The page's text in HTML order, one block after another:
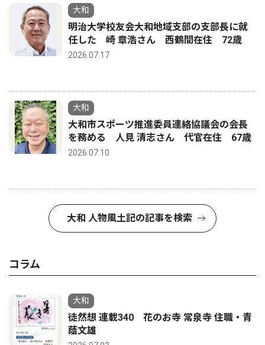
大和
明治大学校友会大和地域支部の支部長に就
任した 崎 章浩さん 西鶴間在住 72歳
2026.07.17
大和
大和市スポーツ推進委員連絡協議会の会長
を務める 人見 清志さん 代官在住 67歳
2026.07.10
大和 人物風土記の記事を検索
コラム
大和
徒然想 連載340 花のお寺 常泉寺 住職・青
蔭文雄